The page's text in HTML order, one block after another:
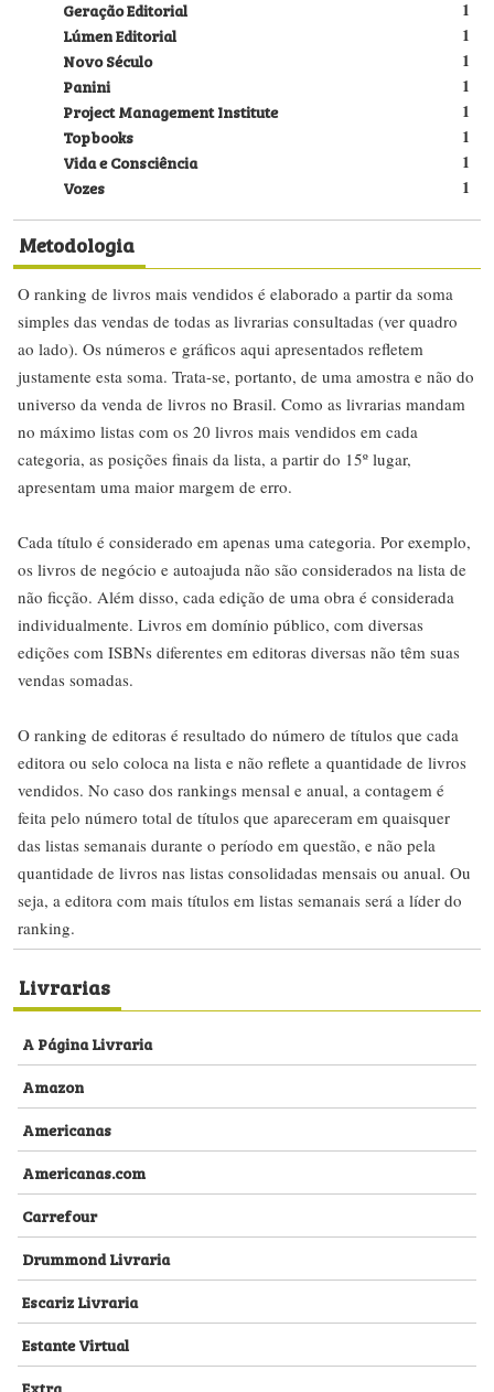
1
Geração Editorial
1
Lúmen Editorial
1
Novo Século
1
Panini
1
Project Management Institute
1
Topbooks
1
Vida e Consciência
1
Vozes
Metodologia
O ranking de livros mais vendidos é elaborado a partir da soma
simples das vendas de todas as livrarias consultadas (ver quadro
ao lado). Os números e gráficos aqui apresentados refletem
justamente esta soma. Trata-se, portanto, de uma amostra e não do
universo da venda de livros no Brasil. Como as livrarias mandam
no máximo listas com os 20 livros mais vendidos em cada
categoria, as posições finais da lista, a partir do 15º lugar,
apresentam uma maior margem de erro.
Cada título é considerado em apenas uma categoria. Por exemplo,
os livros de negócio e autoajuda não são considerados na lista de
não ficção. Além disso, cada edição de uma obra é considerada
individualmente. Livros em domínio público, com diversas
edições com ISBNs diferentes em editoras diversas não têm suas
vendas somadas.
O ranking de editoras é resultado do número de títulos que cada
editora ou selo coloca na lista e não reflete a quantidade de livros
vendidos. No caso dos rankings mensal e anual, a contagem é
feita pelo número total de títulos que apareceram em quaisquer
das listas semanais durante o período em questão, e não pela
quantidade de livros nas listas consolidadas mensais ou anual. Ou
seja, a editora com mais títulos em listas semanais será a líder do
ranking.
Livrarias
A Página Livraria
Amazon
Americanas
Americanas.com
Carrefour
Drummond Livraria
Escariz Livraria
Estante Virtual